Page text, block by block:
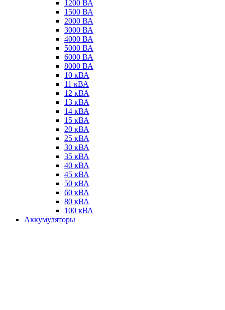
1200 ВА
1500 ВА
2000 ВА
3000 ВА
4000 ВА
5000 ВА
6000 ВА
8000 ВА
10 кВА
11 кВА
12 кВА
13 кВА
14 кВА
15 кВА
20 кВА
25 кВА
30 кВА
35 кВА
40 кВА
45 кВА
50 кВА
60 кВА
80 кВА
100 кВА
Аккумуляторы